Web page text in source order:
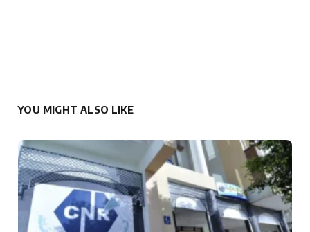
YOU MIGHT ALSO LIKE